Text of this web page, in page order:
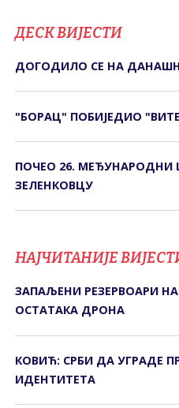
ДЕСК ВИЈЕСТИ
ДОГОДИЛО СЕ НА
"БОРАЦ" ПОБИЈЕДИО
ПОЧЕО 26. МЕЂУНАРОДНИ
ЗЕЛЕНКОВЦУ
НАЈЧИТАНИЈЕ
ЗАПАЉЕНИ РЕЗЕРВОАРИ
ОСТАТАКА ДРОНА
КОВИЋ: СРБИ ДА УГРАДЕ
ИДЕНТИТЕТА